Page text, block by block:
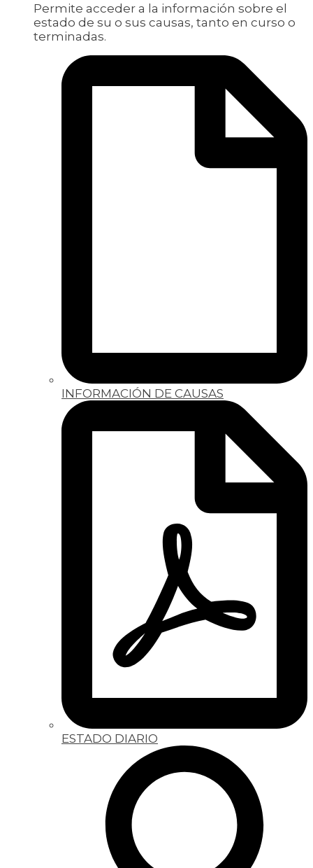
Permite acceder a la información sobre el
estado de su o sus causas, tanto en curso o
terminadas.
INFORMACIÓN DE CAUSAS
ESTADO DIARIO